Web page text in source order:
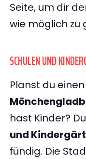
Seite, um dir
wie möglich zu
SCHULEN UND
Planst du einen
hast Kinder?
und
fündig. Die